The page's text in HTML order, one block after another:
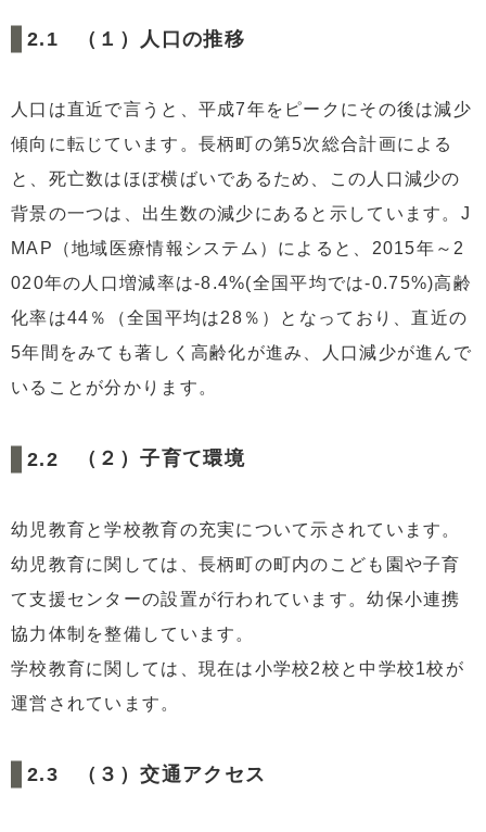
（１）人口の推移
人口は直近で言うと、平成7年をピークにその後は減少
傾向に転じています。長柄町の第5次総合計画による
と、死亡数はほぼ横ばいであるため、この人口減少の
背景の一つは、出生数の減少にあると示しています。J
MAP（地域医療情報システム）によると、2015年～2
020年の人口増減率は-8.4%(全国平均では-0.75%)高齢
化率は44％（全国平均は28％）となっており、直近の
5年間をみても著しく高齢化が進み、人口減少が進んで
いることが分かります。
（２）子育て環境
幼児教育と学校教育の充実について示されています。
幼児教育に関しては、長柄町の町内のこども園や子育
て支援センターの設置が行われています。幼保小連携
協力体制を整備しています。
学校教育に関しては、現在は小学校2校と中学校1校が
運営されています。
（３）交通アクセス